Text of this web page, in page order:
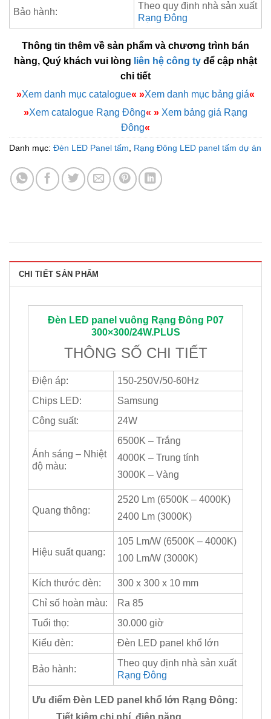
Bảo hành:
Theo quy định nhà sản xuất
Rạng Đông
Thông tin thêm về sản phẩm và chương trình bán
hàng, Quý khách vui lòng liên hệ công ty để cập nhật
chi tiết
»Xem danh mục catalogue« »Xem danh mục bảng giá«
»Xem catalogue Rạng Đông« » Xem bảng giá Rạng
Đông«
Danh mục: Đèn LED Panel tấm, Rạng Đông LED panel tấm dự án
CHI TIẾT SẢN PHẨM
Đèn LED panel vuông Rạng Đông P07
300×300/24W.PLUS
THÔNG SỐ CHI TIẾT
Điện áp:
150-250V/50-60Hz
Chips LED:
Samsung
Công suất:
24W
Ánh sáng – Nhiệt
độ màu:
6500K – Trắng
4000K – Trung tính
3000K – Vàng
Quang thông:
2520 Lm (6500K – 4000K)
2400 Lm (3000K)
Hiệu suất quang:
105 Lm/W (6500K – 4000K)
100 Lm/W (3000K)
Kích thước đèn:
300 x 300 x 10 mm
Chỉ số hoàn màu:
Ra 85
Tuổi thọ:
30.000 giờ
Kiểu đèn:
Đèn LED panel khổ lớn
Bảo hành:
Theo quy định nhà sản xuất
Rạng Đông
Ưu điểm Đèn LED panel khổ lớn Rạng Đông:
Tiết kiệm chi phí, điện năng